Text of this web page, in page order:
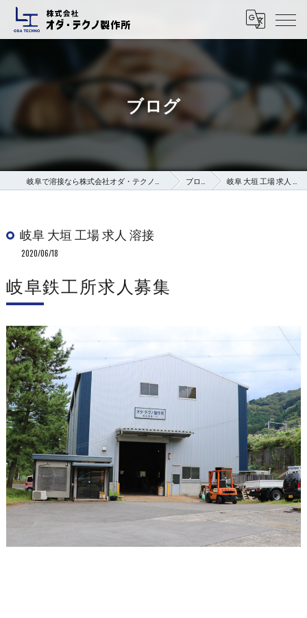
ブログ
ブログ 岐阜 大垣 工場 求人 溶接
岐阜 大垣 工場 求人 溶接
2020/06/18
岐阜鉄工所求人募集